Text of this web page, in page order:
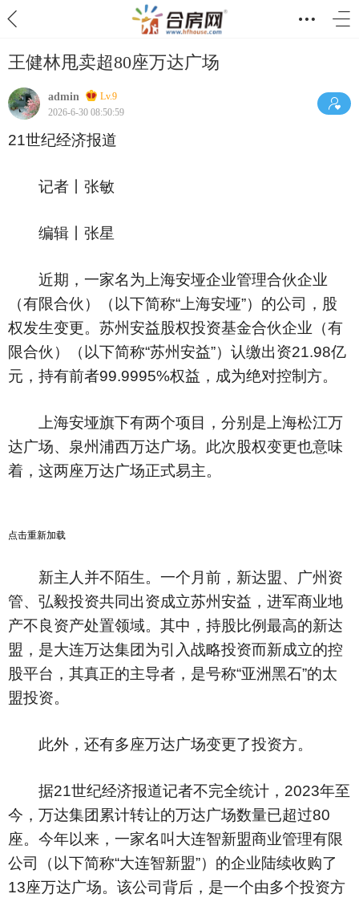
王健林甩卖超80座万达广场
admin
Lv.9
2026-6-30 08:50:59
21世纪经济报道
记者丨张敏
编辑丨张星
近期，一家名为上海安垭企业管理合伙企业
（有限合伙）（以下简称“上海安垭”）的公司，股
权发生变更。苏州安益股权投资基金合伙企业（有
限合伙）（以下简称“苏州安益”）认缴出资21.98亿
元，持有前者99.9995%权益，成为绝对控制方。
上海安垭旗下有两个项目，分别是上海松江万
达广场、泉州浦西万达广场。此次股权变更也意味
着，这两座万达广场正式易主。
点击重新加载
新主人并不陌生。一个月前，新达盟、广州资
管、弘毅投资共同出资成立苏州安益，进军商业地
产不良资产处置领域。其中，持股比例最高的新达
盟，是大连万达集团为引入战略投资而新成立的控
股平台，其真正的主导者，是号称“亚洲黑石”的太
盟投资。
此外，还有多座万达广场变更了投资方。
据21世纪经济报道记者不完全统计，2023年至
今，万达集团累计转让的万达广场数量已超过80
座。今年以来，一家名叫大连智新盟商业管理有限
公司（以下简称“大连智新盟”）的企业陆续收购了
13座万达广场。该公司背后，是一个由多个投资方